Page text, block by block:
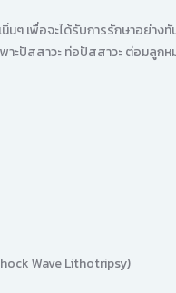
เพื่อจะได้รับการรักษาอย่างทั
าะปัสสาวะ ท่อปัสสาวะ ต่อมลูกห
Wave Lithotripsy)